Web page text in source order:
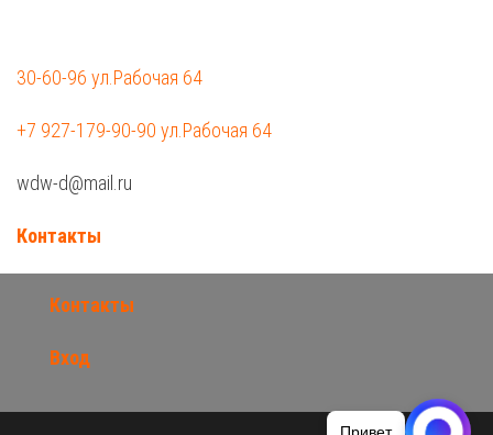
30-60-96 ул.Рабочая 64
+7 927-179-90-90 ул.Рабочая 64
wdw-d@mail.ru
Контакты
Контакты
Вход